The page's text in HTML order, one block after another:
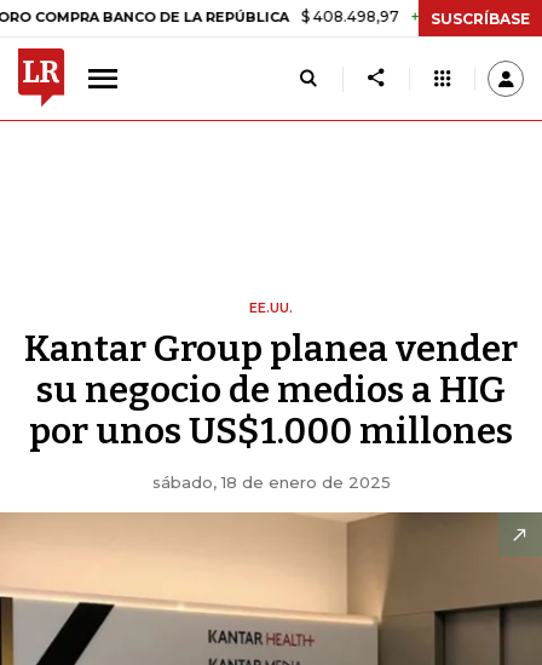
BANCO DE LA REPÚBLICA $ 408.498,97 +$ 8.753,81 +2,19%
SUSCRÍBASE
EE.UU.
Kantar Group planea vender
su negocio de medios a HIG
por unos US$1.000 millones
sábado, 18 de enero de 2025